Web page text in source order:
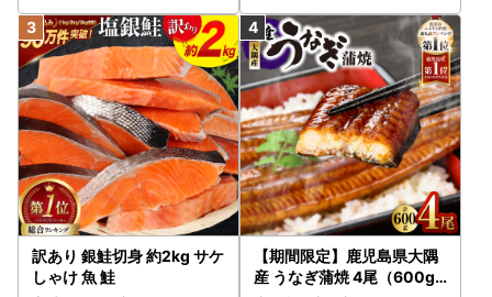
訳あり 銀鮭切身 約2kg サケ
しゃけ 魚 鮭
【期間限定】鹿児島県大隅
産 うなぎ蒲焼 4尾（600g